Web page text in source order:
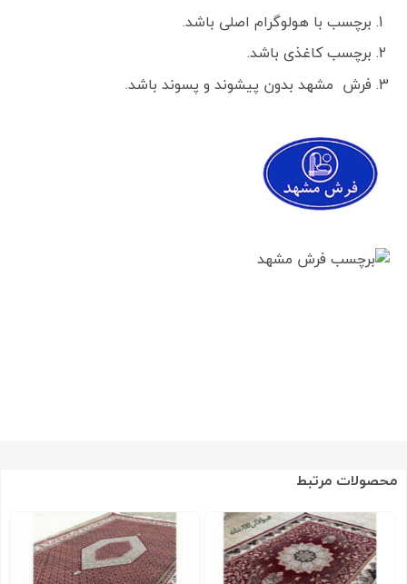
برچسب با هولوگرام اصلی باشد.
برچسب کاغذی باشد.
فرش مشهد بدون پیشوند و پسوند باشد.
محصولات مرتبط